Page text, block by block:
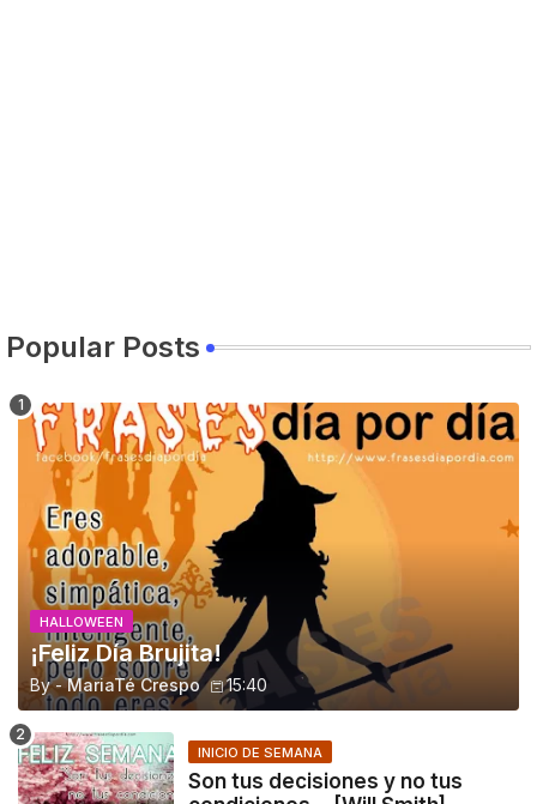
Popular Posts
HALLOWEEN
¡Feliz Día Brujita!
By - MariaTé Crespo 15:40
INICIO DE SEMANA
Son tus decisiones y no tus